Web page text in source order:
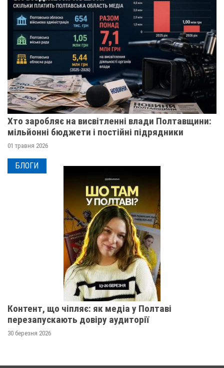
Хто заробляє на висвітленні влади Полтавщини:
мільйонні бюджети і постійні підрядники
01 травня 2026
БЛОГИ
Контент, що чіпляє: як медіа у Полтаві
перезапускають довіру аудиторії
30 березня 2026